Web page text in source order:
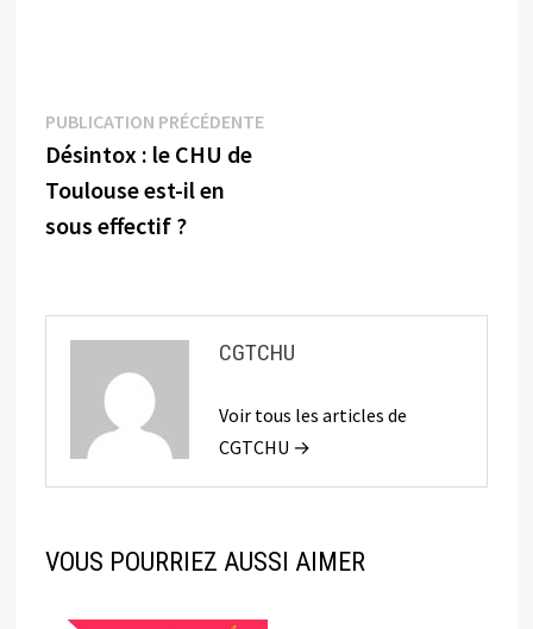
Navigation
de
l’article
PUBLICATION PRÉCÉDENTEPublication
Désintox : le CHU de
Toulouse est-il en
sous effectif ?
CGTCHU
Voir tous les articles de
CGTCHU →
VOUS POURRIEZ AUSSI AIMER